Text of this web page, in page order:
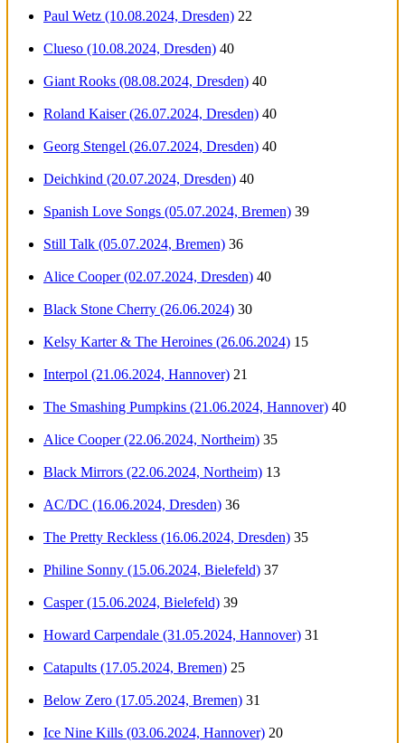
Paul Wetz (10.08.2024, Dresden) 22
Clueso (10.08.2024, Dresden) 40
Giant Rooks (08.08.2024, Dresden) 40
Roland Kaiser (26.07.2024, Dresden) 40
Georg Stengel (26.07.2024, Dresden) 40
Deichkind (20.07.2024, Dresden) 40
Spanish Love Songs (05.07.2024, Bremen) 39
Still Talk (05.07.2024, Bremen) 36
Alice Cooper (02.07.2024, Dresden) 40
Black Stone Cherry (26.06.2024) 30
Kelsy Karter & The Heroines (26.06.2024) 15
Interpol (21.06.2024, Hannover) 21
The Smashing Pumpkins (21.06.2024, Hannover) 40
Alice Cooper (22.06.2024, Northeim) 35
Black Mirrors (22.06.2024, Northeim) 13
AC/DC (16.06.2024, Dresden) 36
The Pretty Reckless (16.06.2024, Dresden) 35
Philine Sonny (15.06.2024, Bielefeld) 37
Casper (15.06.2024, Bielefeld) 39
Howard Carpendale (31.05.2024, Hannover) 31
Catapults (17.05.2024, Bremen) 25
Below Zero (17.05.2024, Bremen) 31
Ice Nine Kills (03.06.2024, Hannover) 20